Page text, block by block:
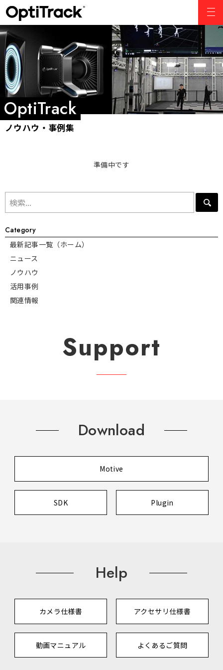
準備中です
Category
最新記事一覧（ホーム）
ニュース
ノウハウ
活用事例
関連情報
Support
Download
Motive
SDK Plugin
Help
カメラ仕様書 アクセサリ仕様書
動画マニュアル よくあるご質問